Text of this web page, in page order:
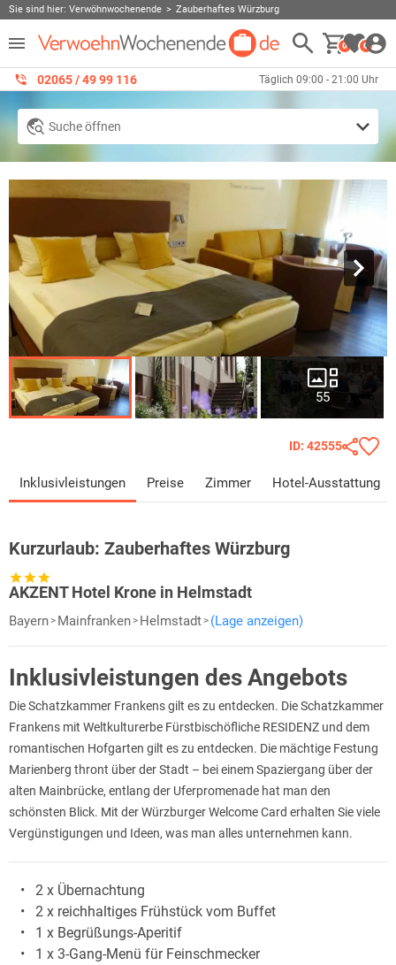
Sie sind hier: Verwöhnwochenende Zauberhaftes Würzburg
0 0
02065 / 49 ‌99 116 Täglich 09:00 - 21:00 Uhr
Suche öffnen
55
ID: 42555
Inklusivleistungen Preise Zimmer Hotel-Ausstattung
Kurzurlaub: Zauberhaftes Würzburg
AKZENT Hotel Krone in Helmstadt
Bayern Mainfranken Helmstadt (Lage anzeigen)
Inklusivleistungen des Angebots
Die Schatzkammer Frankens gilt es zu entdecken. Die Schatzkammer
Frankens mit Weltkulturerbe Fürstbischöfliche RESIDENZ und dem
romantischen Hofgarten gilt es zu entdecken. Die mächtige Festung
Marienberg thront über der Stadt – bei einem Spaziergang über der
alten Mainbrücke, entlang der Uferpromenade hat man den
schönsten Blick. Mit der Würzburger Welcome Card erhalten Sie viele
Vergünstigungen und Ideen, was man alles unternehmen kann.
2 x Übernachtung
2 x reichhaltiges Frühstück vom Buffet
1 x Begrüßungs-Aperitif
1 x 3-Gang-Menü für Feinschmecker